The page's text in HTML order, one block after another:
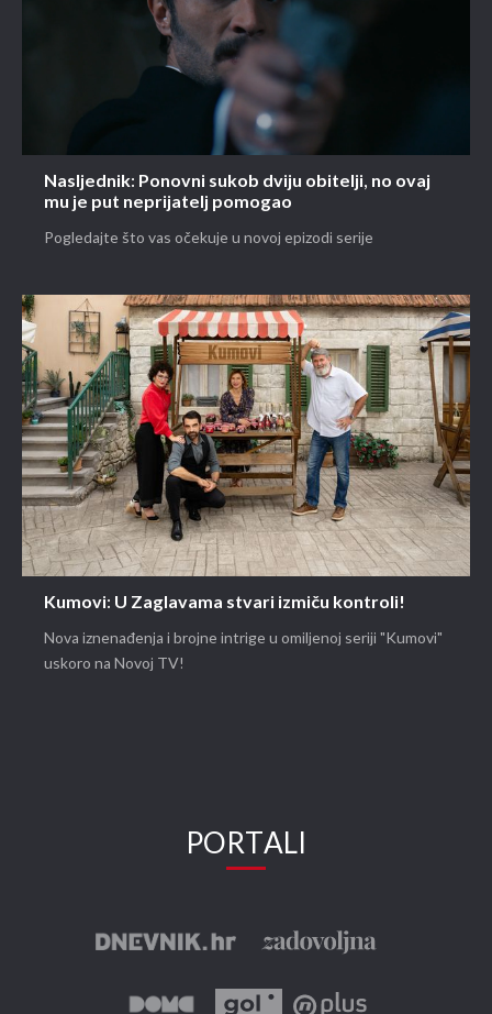
Nasljednik: Ponovni sukob dviju obitelji, no ovaj
mu je put neprijatelj pomogao
Pogledajte što vas očekuje u novoj epizodi serije
Kumovi: U Zaglavama stvari izmiču kontroli!
Nova iznenađenja i brojne intrige u omiljenoj seriji "Kumovi"
uskoro na Novoj TV!
PORTALI